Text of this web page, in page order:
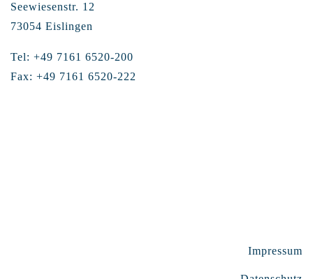
Seewiesenstr. 12
73054 Eislingen
Tel: +49 7161 6520-200
Fax: +49 7161 6520-222
Impressum